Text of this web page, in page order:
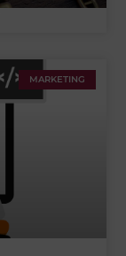
MARKETING